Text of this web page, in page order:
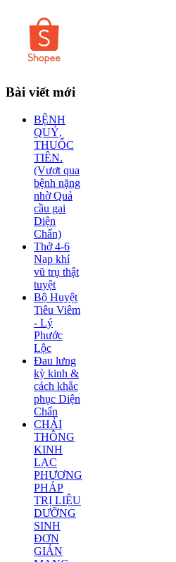
Bài viết mới
BỆNH
QUỶ,
THUỐC
TIÊN.
(Vượt qua
bệnh nặng
nhờ Quả
cầu gai
Diện
Chẩn)
Thở 4-6
Nạp khí
vũ trụ thật
tuyệt
Bộ Huyệt
Tiêu Viêm
- Lý
Phước
Lộc
Đau lưng
kỳ kinh &
cách khắc
phục Diện
Chẩn
CHẢI
THÔNG
KINH
LẠC
PHƯƠNG
PHÁP
TRỊ LIỆU
DƯỠNG
SINH
ĐƠN
GIẢN